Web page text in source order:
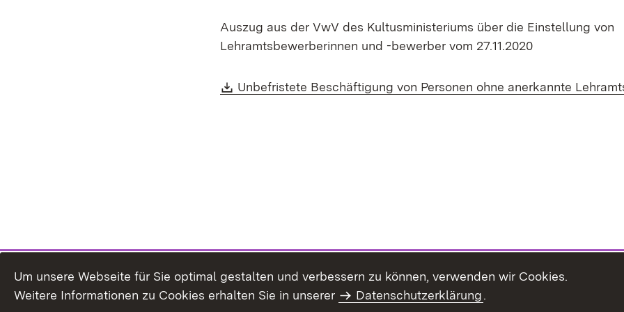
Auszug aus der VwV des Kultusministeriums über die Einstellung von
Lehramtsbewerberinnen und -bewerber vom 27.11.2020
Download:
Unbefristete Beschäftigung von Personen ohne anerkannte
Um unsere Webseite für Sie optimal gestalten und verbessern zu können, verwenden wir Cookies.
Weitere Informationen zu Cookies erhalten Sie in unserer
Datenschutzerklärung.